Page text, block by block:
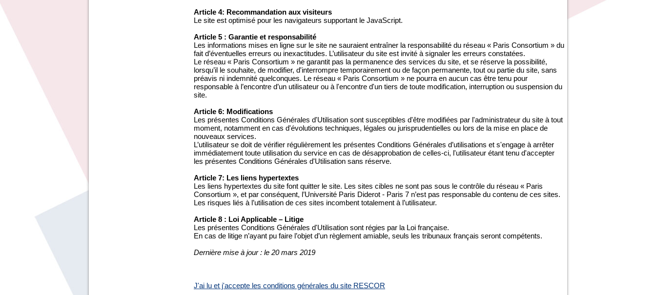
Article 4: Recommandation aux visiteurs
Le site est optimisé pour les navigateurs supportant le JavaScript.
Article 5 : Garantie et responsabilité
Les informations mises en ligne sur le site ne sauraient entraîner la responsabilité du réseau « Paris Consortium » du
fait d’éventuelles erreurs ou inexactitudes. L’utilisateur du site est invité à signaler les erreurs constatées.
Le réseau « Paris Consortium » ne garantit pas la permanence des services du site, et se réserve la possibilité,
lorsqu’il le souhaite, de modifier, d'interrompre temporairement ou de façon permanente, tout ou partie du site, sans
préavis ni indemnité quelconques. Le réseau « Paris Consortium » ne pourra en aucun cas être tenu pour
responsable à l’encontre d’un utilisateur ou à l'encontre d'un tiers de toute modification, interruption ou suspension du
site.
Article 6: Modifications
Les présentes Conditions Générales d'Utilisation sont susceptibles d'être modifiées par l'administrateur du site à tout
moment, notamment en cas d'évolutions techniques, légales ou jurisprudentielles ou lors de la mise en place de
nouveaux services.
L’utilisateur se doit de vérifier régulièrement les présentes Conditions Générales d’utilisations et s'engage à arrêter
immédiatement toute utilisation du service en cas de désapprobation de celles-ci, l'utilisateur étant tenu d'accepter
les présentes Conditions Générales d'Utilisation sans réserve.
Article 7: Les liens hypertextes
Les liens hypertextes du site font quitter le site. Les sites cibles ne sont pas sous le contrôle du réseau « Paris
Consortium », et par conséquent, l’Université Paris Diderot - Paris 7 n’est pas responsable du contenu de ces sites.
Les risques liés à l’utilisation de ces sites incombent totalement à l’utilisateur.
Article 8 : Loi Applicable – Litige
Les présentes Conditions Générales d'Utilisation sont régies par la Loi française.
En cas de litige n’ayant pu faire l’objet d’un règlement amiable, seuls les tribunaux français seront compétents.
Dernière mise à jour : le 20 mars 2019
J'ai lu et j'accepte les conditions générales du site RESCOR